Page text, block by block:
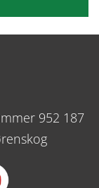
952 187